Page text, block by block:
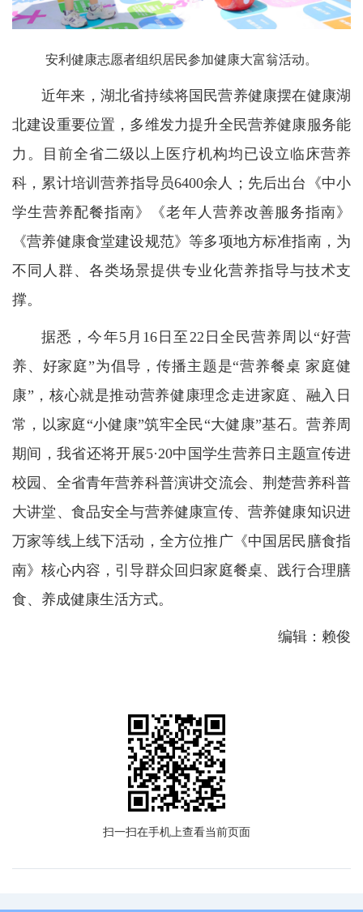
安利健康志愿者组织居民参加健康大富翁活动。
近年来，湖北省持续将国民营养健康摆在健康湖
北建设重要位置，多维发力提升全民营养健康服务能
力。目前全省二级以上医疗机构均已设立临床营养
科，累计培训营养指导员6400余人；先后出台《中小
学生营养配餐指南》《老年人营养改善服务指南》
《营养健康食堂建设规范》等多项地方标准指南，为
不同人群、各类场景提供专业化营养指导与技术支
撑。
据悉，今年5月16日至22日全民营养周以“好营
养、好家庭”为倡导，传播主题是“营养餐桌 家庭健
康”，核心就是推动营养健康理念走进家庭、融入日
常，以家庭“小健康”筑牢全民“大健康”基石。营养周
期间，我省还将开展5·20中国学生营养日主题宣传进
校园、全省青年营养科普演讲交流会、荆楚营养科普
大讲堂、食品安全与营养健康宣传、营养健康知识进
万家等线上线下活动，全方位推广《中国居民膳食指
南》核心内容，引导群众回归家庭餐桌、践行合理膳
食、养成健康生活方式。
编辑：赖俊
扫一扫在手机上查看当前页面